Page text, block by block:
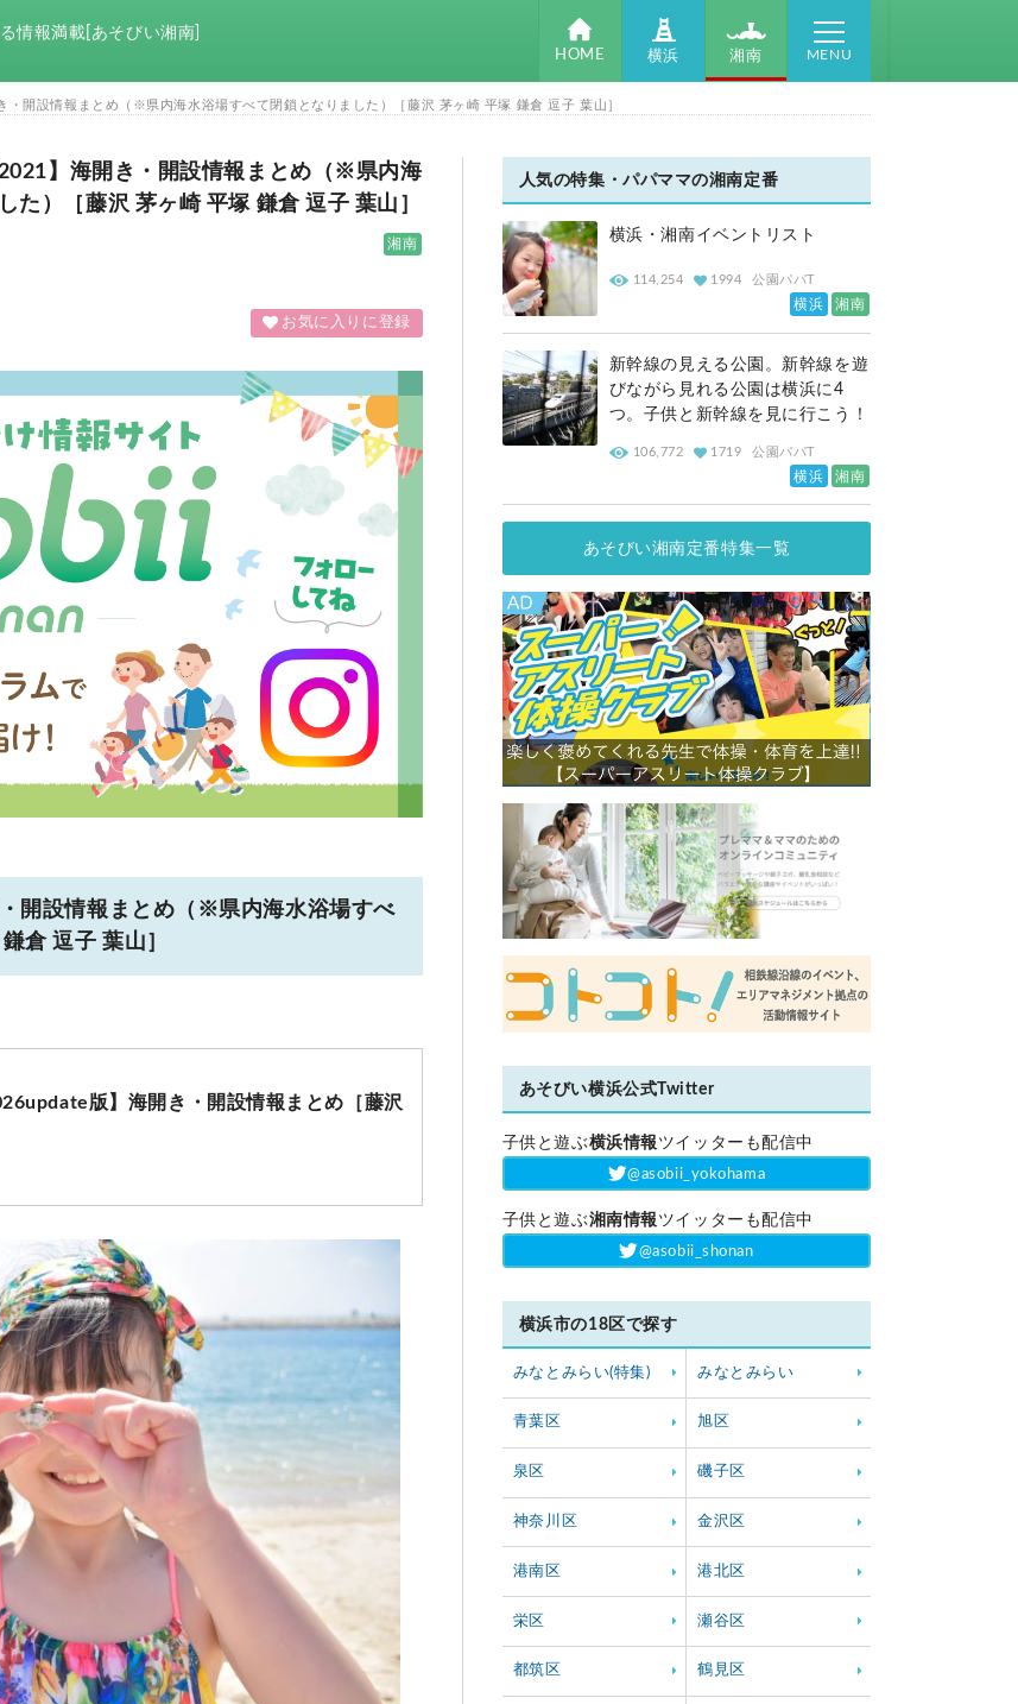
情報満載[あそびい湘南]
HOME 横浜 湘南 MENU
・開設情報まとめ（※県内海水浴場すべて閉鎖となりました）［藤沢 茅ヶ崎 平塚 鎌倉 逗子 葉山］
】海開き・開設情報まとめ（※県内海
水浴場すべて閉鎖となりました）［藤沢 茅ヶ崎 平塚 鎌倉 逗子 葉山］
湘南
お気に入りに登録
開設情報まとめ（※県内海水浴場すべ
倉 逗子 葉山］
版】海開き・開設情報まとめ［藤沢
人気の特集・パパママの湘南定番
横浜・湘南イベントリスト
114,254 1994 公園パパT
横浜 湘南
新幹線の見える公園。新幹線を遊
びながら見れる公園は横浜に4
つ。子供と新幹線を見に行こう！
106,772 1719 公園パパT
横浜 湘南
あそびい湘南定番特集一覧
あそびい横浜公式Twitter
子供と遊ぶ横浜情報 ツイッターも配信中
‎@asobii_yokohama
子供と遊ぶ湘南情報 ツイッターも配信中
‎@asobii_shonan
横浜市の18区で探す
みなとみらい(特集) みなとみらい
青葉区 旭区
泉区 磯子区
神奈川区 金沢区
港南区 港北区
栄区 瀬谷区
都筑区 鶴見区